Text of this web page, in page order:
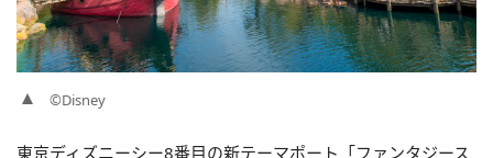
©Disney
東京ディズニーシー8番目の新テーマポート「ファンタジース